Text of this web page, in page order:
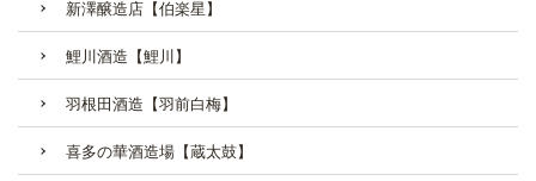
新澤醸造店【伯楽星】
鯉川酒造【鯉川】
羽根田酒造【羽前白梅】
喜多の華酒造場【蔵太鼓】